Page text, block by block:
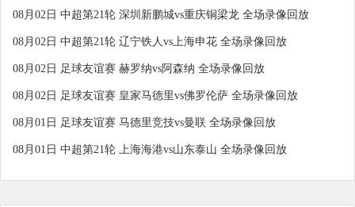
08月02日 中超第21轮 深圳新鹏城vs重庆铜梁龙 全场录像回放
08月02日 中超第21轮 辽宁铁人vs上海申花 全场录像回放
08月02日 足球友谊赛 赫罗纳vs阿森纳 全场录像回放
08月02日 足球友谊赛 皇家马德里vs佛罗伦萨 全场录像回放
08月01日 足球友谊赛 马德里竞技vs曼联 全场录像回放
08月01日 中超第21轮 上海海港vs山东泰山 全场录像回放